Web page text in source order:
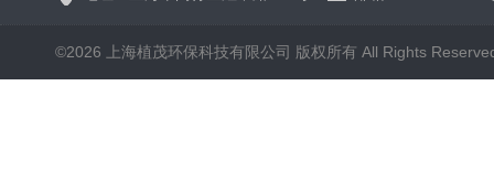
©2026 上海植茂环保科技有限公司 版权所有 All Rights